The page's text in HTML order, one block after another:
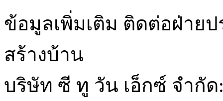
ข้อมูลเพิ่มเติม ติดต่อฝ่าย
สร้างบ้าน
บริษัท ซี ทู วัน เอ็กซ์ จำกัด